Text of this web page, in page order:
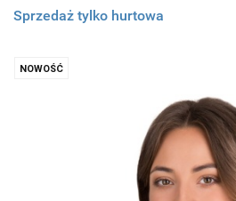
Sprzedaż tylko hurtowa
NOWOŚĆ